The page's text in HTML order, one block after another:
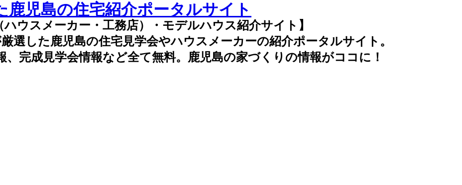
鹿児島の住宅紹介ポータルサイト
ハウスメーカー・工務店）・モデルハウス紹介サイト】
選した鹿児島の住宅見学会やハウスメーカーの紹介ポータルサイト。
完成見学会情報など全て無料。鹿児島の家づくりの情報がココに！